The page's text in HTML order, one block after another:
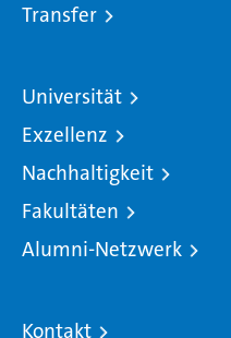
Transfer
Universität
Exzellenz
Nachhaltigkeit
Fakultäten
Alumni-Netzwerk
Kontakt